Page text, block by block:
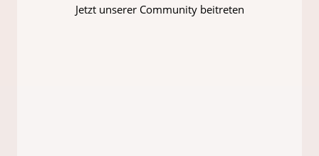
Jetzt unserer Community beitreten